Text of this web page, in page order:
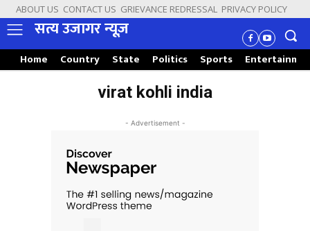
ABOUT US CONTACT US GRIEVANCE REDRESSAL PRIVACY POLICY
सत्य उजागर न्यूज़
Home Country State Politics Sports
virat kohli india
- Advertisement -